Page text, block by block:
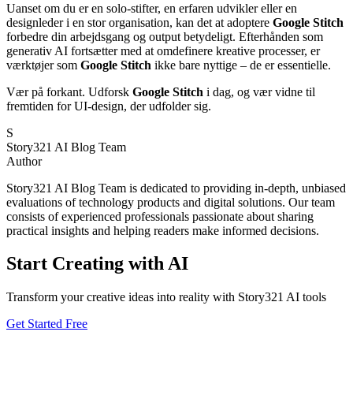
Uanset om du er en solo-stifter, en erfaren udvikler eller en
designleder i en stor organisation, kan det at adoptere Google Stitch
forbedre din arbejdsgang og output betydeligt. Efterhånden som
generativ AI fortsætter med at omdefinere kreative processer, er
værktøjer som Google Stitch ikke bare nyttige – de er essentielle.
Vær på forkant. Udforsk Google Stitch i dag, og vær vidne til
fremtiden for UI-design, der udfolder sig.
S
Story321 AI Blog Team
Author
Story321 AI Blog Team is dedicated to providing in-depth, unbiased
evaluations of technology products and digital solutions. Our team
consists of experienced professionals passionate about sharing
practical insights and helping readers make informed decisions.
Start Creating with AI
Transform your creative ideas into reality with Story321 AI tools
Get Started Free